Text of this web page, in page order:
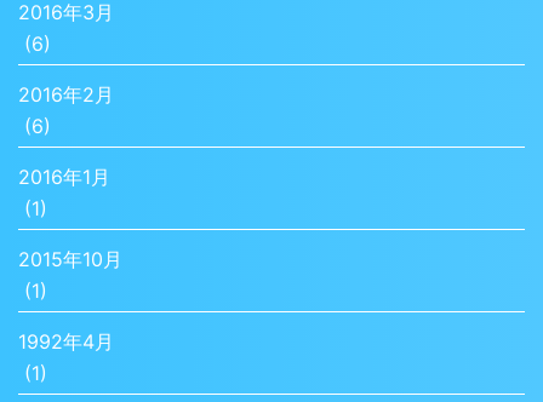
2016年3月
(6)
2016年2月
(6)
2016年1月
(1)
2015年10月
(1)
1992年4月
(1)